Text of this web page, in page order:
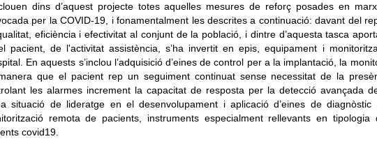
dins d’aquest projecte totes aquelles mesures de reforç posades en
per la COVID-19, i fonamentalment les descrites a continuació: davant del
eficiència i efectivitat al conjunt de la població, i dintre d’aquesta tasca
pacient, de l'activitat assistència, s’ha invertit en epis, equipament i
En aquests s’inclou l’adquisició d’eines de control per a la implantació, la
que el pacient rep un seguiment continuat sense necessitat de la
les alarmes increment la capacitat de resposta per la detecció avançada
situació de lideratge en el desenvolupament i aplicació d’eines de
remota de pacients, instruments especialment rellevants en
covid19.